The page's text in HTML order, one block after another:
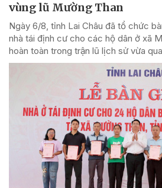
vùng lũ Mường Than
Ngày 6/8, tỉnh Lai Châu đã tổ chức
nhà tái định cư cho các hộ dân ở xã
hoàn toàn trong trận lũ lịch sử vừa